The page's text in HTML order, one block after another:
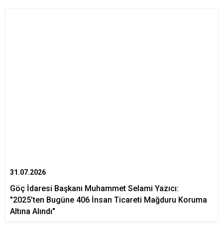
31.07.2026
Göç İdaresi Başkanı Muhammet Selami Yazıcı:
"2025’ten Bugüne 406 İnsan Ticareti Mağduru Koruma
Altına Alındı"